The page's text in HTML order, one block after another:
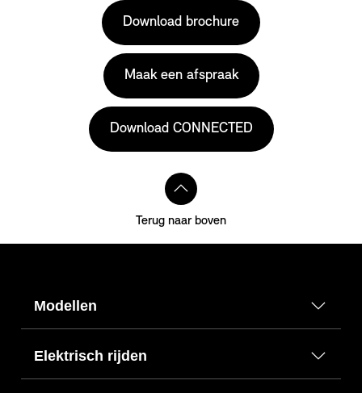
Download brochure
Maak een afspraak
Download CONNECTED
Terug naar boven
Modellen
Elektrisch rijden